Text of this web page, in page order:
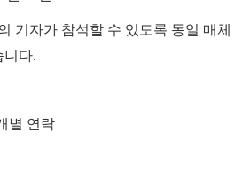
가 참석할 수 있도록 동일 매체
니다.
별 연락